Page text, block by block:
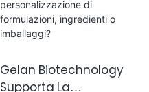
base per la produzione
di cosmetici in Cina.
Gelan Biotechnology
Supporta La